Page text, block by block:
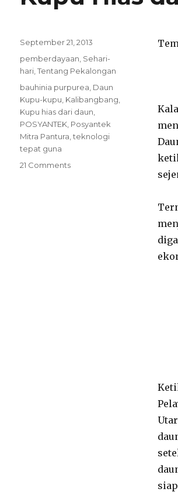
Posted
September 21, 2013
Categories
pemberdayaan Sehari-
hari, Tentang Pekalongan
Tags
bauhinia purpurea Daun
Kupu-kupu Kalibangbang
Kupu hias dari daun
POSYANTEK, Posyantek
Mitra Pantura teknologi
tepat guna
21 Commentson